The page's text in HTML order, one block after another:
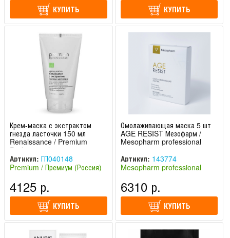
КУПИТЬ КУПИТЬ
Крем-маска с экстрактом
гнезда ласточки 150 мл
Renaissance / Premium
Professional
Артикул: ГП040148
Premium / Премиум (Россия)
4125 р.
КУПИТЬ
Омолаживающая маска 5 шт
AGE RESIST Мезофарм /
Mesopharm professional
Артикул: 143774
Mesopharm professional
6310 р.
КУПИТЬ